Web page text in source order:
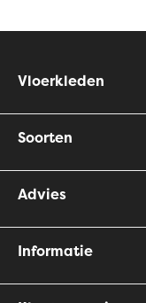
Vloerkleden
Soorten
Advies
Informatie